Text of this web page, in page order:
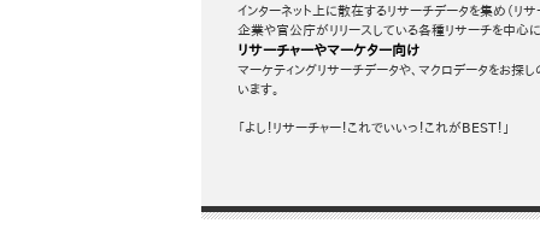
インターネット上に散在するリサーチデータを集め（リ
企業や官公庁がリリースしている各種リサーチを中心
リサーチャーやマーケター向け
マーケティングリサーチデータや、マクロデータをお探
います。
「よし！リサーチャー！これでいいっ！これがBEST！」